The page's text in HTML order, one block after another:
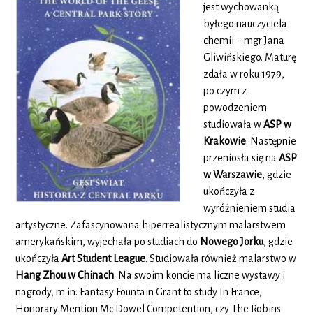
jest wychowanką
byłego nauczyciela
chemii – mgr Jana
Gliwińskiego. Maturę
zdała w roku 1979,
po czym z
powodzeniem
studiowała wASP w
Krakowie. Następnie
przeniosła się naASP
w Warszawie, gdzie
ukończyła z
wyróżnieniem studia
artystyczne. Zafascynowana hiperrealistycznym malarstwem
amerykańskim, wyjechała po studiach do Nowego Jorku, gdzie
ukończyłaArt Student League. Studiowała również malarstwo w
Hang Zhou w Chinach. Na swoim koncie ma liczne wystawy i
nagrody, m.in. Fantasy Fountain Grant to study In France,
Honorary Mention Mc Dowel Competention, czy The Robins